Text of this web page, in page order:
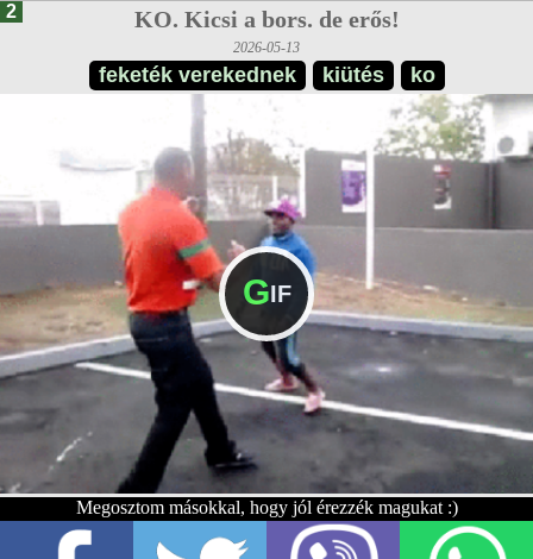
2 KO. Kicsi a bors. de erős!
2026-05-13
feketék verekednek kiütés ko
GIF
Megosztom másokkal, hogy jól érezzék magukat :)